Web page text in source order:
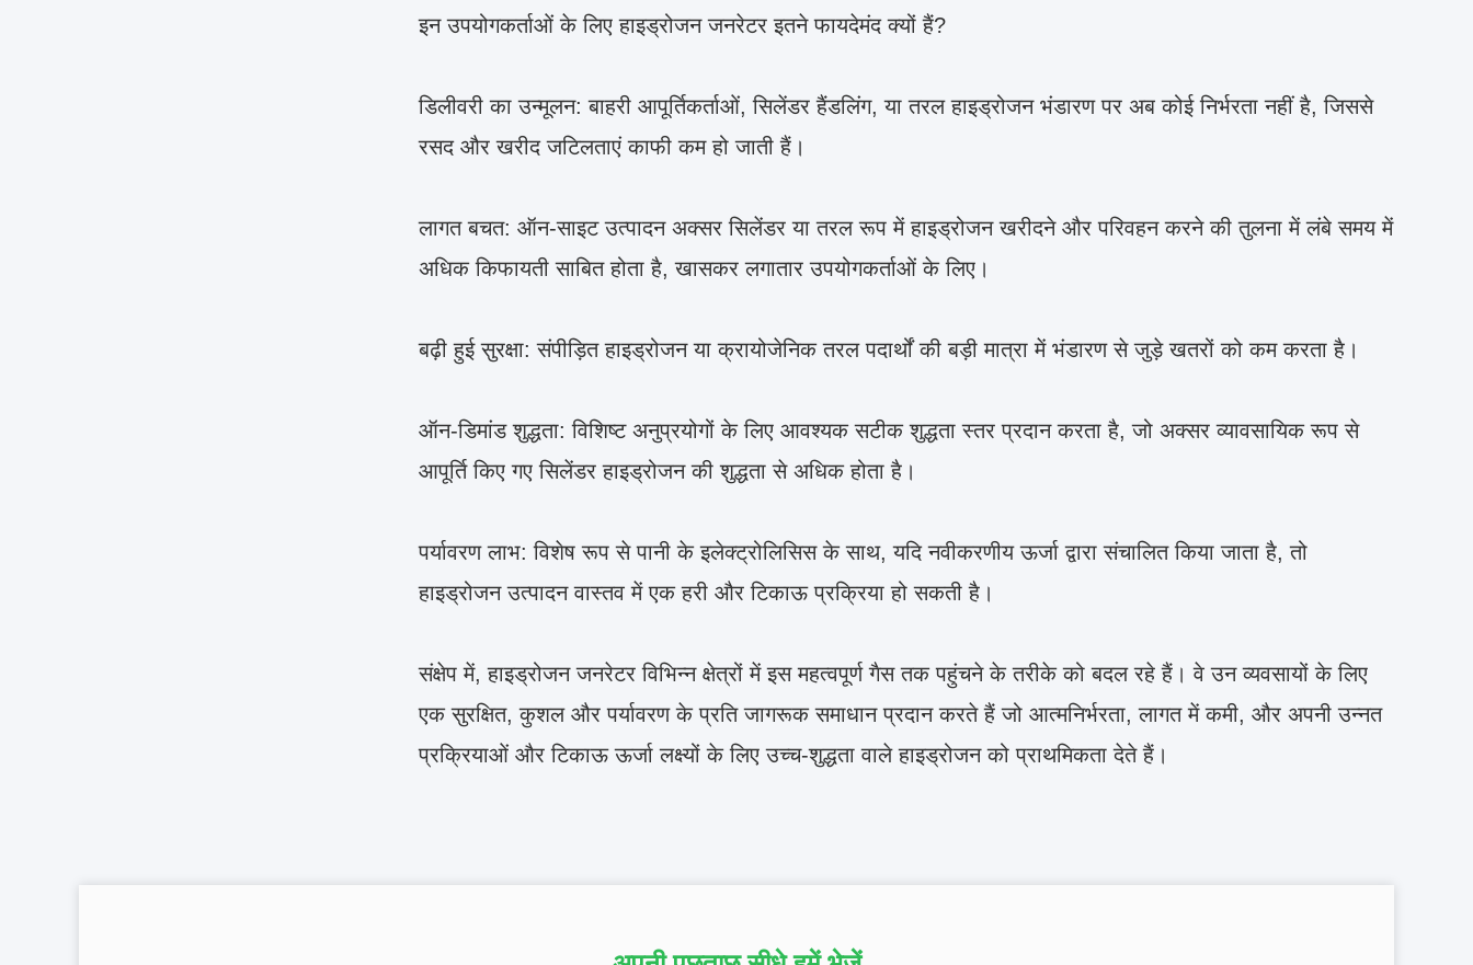
इन उपयोगकर्ताओं के लिए हाइड्रोजन जनरेटर इतने फायदेमंद क्यों हैं?
डिलीवरी का उन्मूलन: बाहरी आपूर्तिकर्ताओं, सिलेंडर हैंडलिंग, या तरल हाइड्रोजन भंडारण पर अब कोई निर्भरता नहीं है, जिससे
रसद और खरीद जटिलताएं काफी कम हो जाती हैं।
लागत बचत: ऑन-साइट उत्पादन अक्सर सिलेंडर या तरल रूप में हाइड्रोजन खरीदने और परिवहन करने की तुलना में लंबे समय में
अधिक किफायती साबित होता है, खासकर लगातार उपयोगकर्ताओं के लिए।
बढ़ी हुई सुरक्षा: संपीड़ित हाइड्रोजन या क्रायोजेनिक तरल पदार्थों की बड़ी मात्रा में भंडारण से जुड़े खतरों को कम करता है।
ऑन-डिमांड शुद्धता: विशिष्ट अनुप्रयोगों के लिए आवश्यक सटीक शुद्धता स्तर प्रदान करता है, जो अक्सर व्यावसायिक रूप से
आपूर्ति किए गए सिलेंडर हाइड्रोजन की शुद्धता से अधिक होता है।
पर्यावरण लाभ: विशेष रूप से पानी के इलेक्ट्रोलिसिस के साथ, यदि नवीकरणीय ऊर्जा द्वारा संचालित किया जाता है, तो
हाइड्रोजन उत्पादन वास्तव में एक हरी और टिकाऊ प्रक्रिया हो सकती है।
संक्षेप में, हाइड्रोजन जनरेटर विभिन्न क्षेत्रों में इस महत्वपूर्ण गैस तक पहुंचने के तरीके को बदल रहे हैं। वे उन व्यवसायों के लिए
एक सुरक्षित, कुशल और पर्यावरण के प्रति जागरूक समाधान प्रदान करते हैं जो आत्मनिर्भरता, लागत में कमी, और अपनी उन्नत
प्रक्रियाओं और टिकाऊ ऊर्जा लक्ष्यों के लिए उच्च-शुद्धता वाले हाइड्रोजन को प्राथमिकता देते हैं।